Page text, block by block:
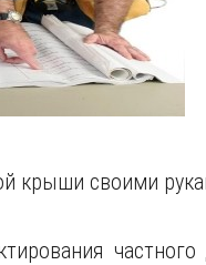
крыши своими